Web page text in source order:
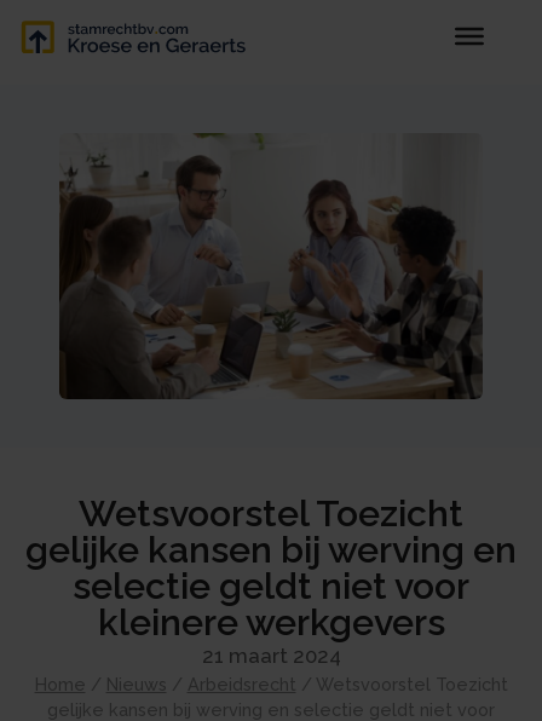
Wetsvoorstel Toezicht
gelijke kansen bij werving en
selectie geldt niet voor
kleinere werkgevers
21 maart 2024
Home / Nieuws / Arbeidsrecht / Wetsvoorstel Toezicht
gelijke kansen bij werving en selectie geldt niet voor